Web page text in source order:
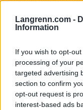
Langrenn.com -
Information
If you wish to opt-
processing of your
targeted advertising
section to confirm
opt-out request is
interest-based ads
– Jeg skulle
det jeg hadde
Jenssen, og
– Men jeg har
rulleski som jeg